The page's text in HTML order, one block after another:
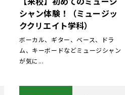
シャン体験！（ミュージッ
ククリエイト学科）
ボーカル、ギター、ベース、ドラ
ム、キーボードなどミュージシャン
が気に...